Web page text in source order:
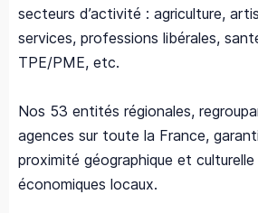
secteurs d’activité : agriculture,
services, professions libérales,
TPE/PME, etc.
Nos 53 entités régionales,
agences sur toute la France,
proximité géographique et
économiques locaux.